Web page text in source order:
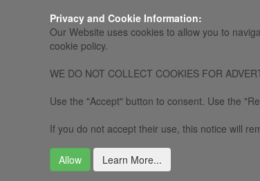
Privacy and Cookie Information:
Our Website uses cookies to allow you to
cookie policy.
WE DO NOT COLLECT COOKIES FOR
Use the "Accept" button to consent. Use the
If you do not accept their use, this notice will
Allow Learn More...